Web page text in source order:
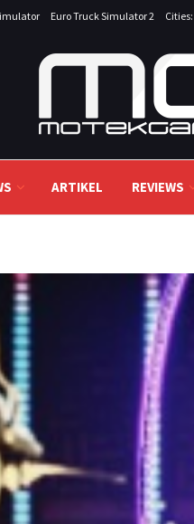
Euro Truck Simulator 2
ARTIKEL REVIEWS